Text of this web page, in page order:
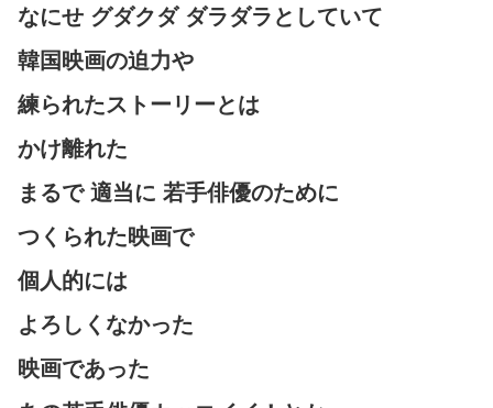
なにせ グダクダ ダラダラとしていて
韓国映画の迫力や
練られたストーリーとは
かけ離れた
まるで 適当に 若手俳優のために
つくられた映画で
個人的には
よろしくなかった
映画であった